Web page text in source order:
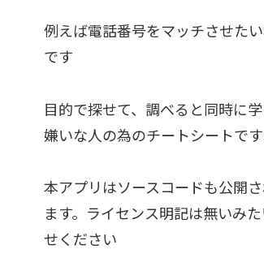
例えば電話番号をマッチさせた
です
目的で探せて、調べると同時に
嫌いな人の為のチートシートで
本アプリはソースコードも公開
ます。ライセンス明記は無いみ
せください